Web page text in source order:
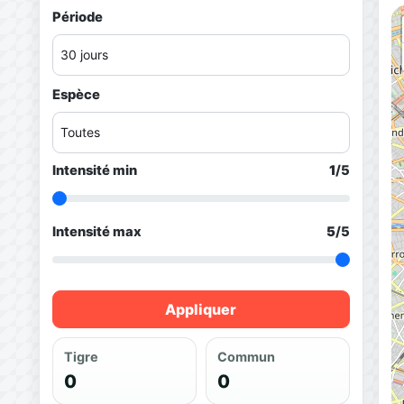
Période
Espèce
Intensité min 1/5
Intensité max 5/5
Appliquer
Tigre
0
Commun
0